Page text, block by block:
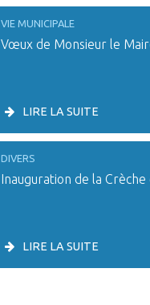
VIE MUNICIPALE
Vœux de Monsieur le
LIRE LA SUITE
DIVERS
Inauguration de la Crèche
LIRE LA SUITE